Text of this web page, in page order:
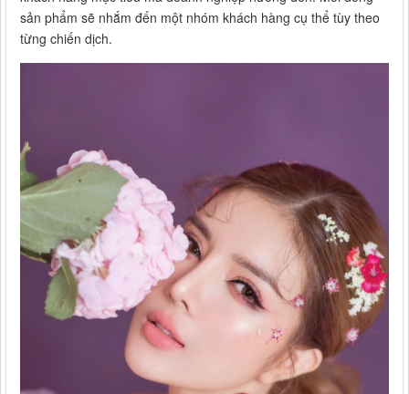
sản phẩm sẽ nhắm đến một nhóm khách hàng cụ thể tùy theo
từng chiến dịch.